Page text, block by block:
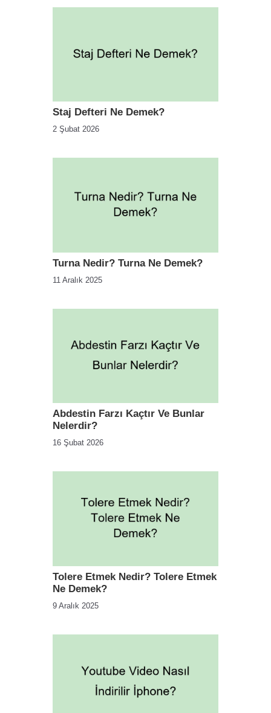
Staj Defteri Ne Demek?
2 Şubat 2026
Turna Nedir? Turna Ne Demek?
11 Aralık 2025
Abdestin Farzı Kaçtır Ve Bunlar
Nelerdir?
16 Şubat 2026
Tolere Etmek Nedir? Tolere Etmek
Ne Demek?
9 Aralık 2025